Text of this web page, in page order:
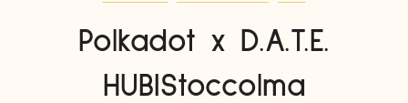
Polkadot x D.A.T.E.
HUB|Stoccolma